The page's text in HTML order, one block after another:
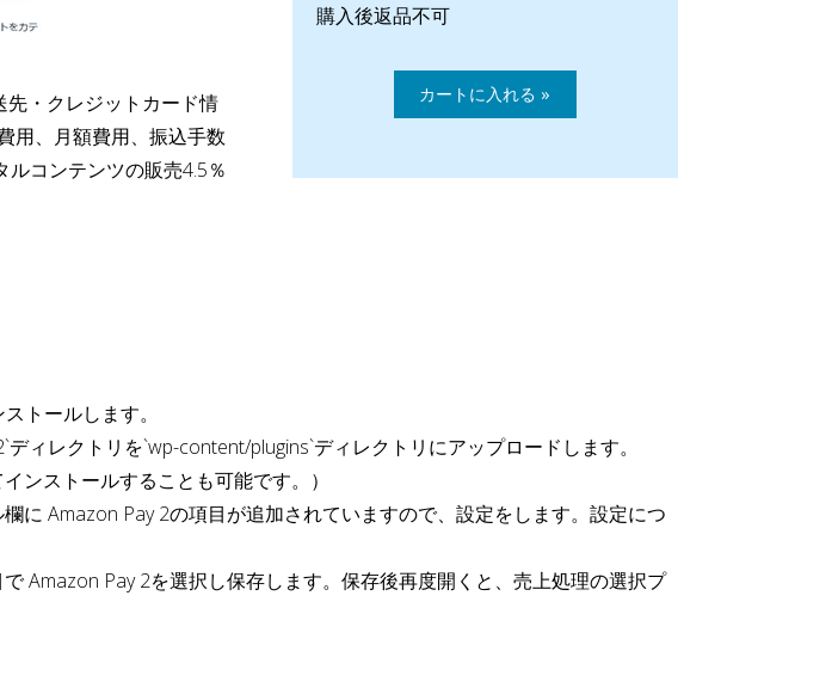
購入後返品不可
・クレジットカード情
用、月額費用、振込手数
コンテンツの販売4.5％
トールします。
ィレクトリを`wp-content/plugins`ディレクトリにアップロードします。
ンストールすることも可能です。）
に Amazon Pay 2の項目が追加されていますので、設定をします。設定につ
Amazon Pay 2を選択し保存します。保存後再度開くと、売上処理の選択プ